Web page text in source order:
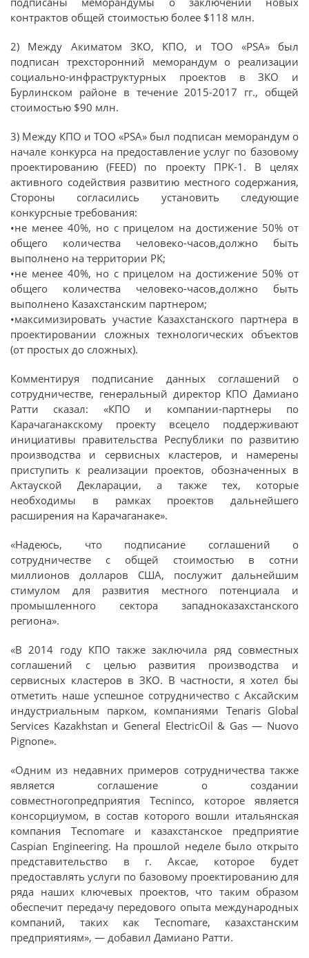
контрактов общей стоимостью более $118 млн.
2) Между Акиматом ЗКО, КПО, и ТОО «PSA» был
подписан трехсторонний меморандум о реализации
социально-инфраструктурных проектов в ЗКО и
Бурлинском районе в течение 2015-2017 гг., общей
стоимостью $90 млн.
3) Между КПО и ТОО «PSA» был подписан меморандум о
начале конкурса на предоставление услуг по базовому
проектированию (FEED) по проекту ПРК-1. В целях
активного содействия развитию местного содержания,
Стороны согласились установить следующие
конкурсные требования:
•​не менее 40%, но с прицелом на достижение 50% от
общего количества человеко-часов,должно быть
выполнено на территории РК;
•​не менее 40%, но с прицелом на достижение 50% от
общего количества человеко-часов,должно быть
выполнено Казахстанским партнером;
•​максимизировать участие Казахстанского партнера в
проектировании сложных технологических объектов
(от простых до сложных).
Комментируя подписание данных соглашений о
сотрудничестве, генеральный директор КПО Дамиано
Ратти сказал: «КПО и компании-партнеры по
Карачаганакскому проекту всецело поддерживают
инициативы правительства Республики по развитию
производства и сервисных кластеров, и намерены
приступить к реализации проектов, обозначенных в
Актауской Декларации, а также тех, которые
необходимы в рамках проектов дальнейшего
расширения на Карачаганаке».
«Надеюсь, что подписание соглашений о
сотрудничестве с общей стоимостью в сотни
миллионов долларов США, послужит дальнейшим
стимулом для развития местного потенциала и
промышленного сектора западноказахстанского
региона».
«В 2014 году КПО также заключила ряд совместных
соглашений с целью развития производства и
сервисных кластеров в ЗКО. В частности, я хотел бы
отметить наше успешное сотрудничество с Аксайским
индустриальным парком, компаниями Tenaris Global
Services Kazakhstan и General ElectricOil & Gas — Nuovo
Pignone».
«Одним из недавних примеров сотрудничества также
является соглашение о создании
совместногопредприятия Tecninco, которое является
консорциумом, в состав которого вошли итальянская
компания Tecnomare и казахстанское предприятие
Caspian Engineering. На прошлой неделе было открыто
представительство в г. Аксае, которое будет
предоставлять услуги по базовому проектированию для
ряда наших ключевых проектов, что таким образом
обеспечит передачу передового опыта международных
компаний, таких как Tecnomare, казахстанским
предприятиям», — добавил Дамиано Ратти.